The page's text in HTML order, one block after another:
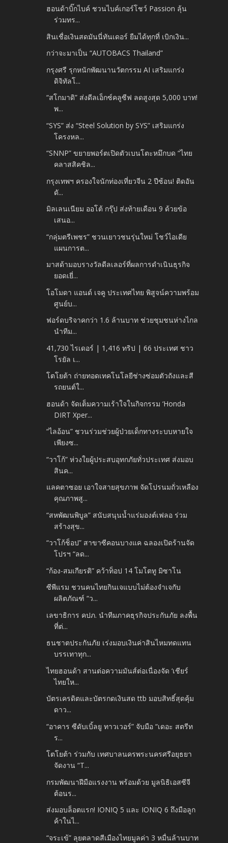
ฮอนด้าบิ๊กไบค์ ชวนไบค์เกอร์โชว์ Passion ลุ้น
ร่วมทร...
สินเชื่อเงินสดมันนี่ทันเดอร์ ยืมได้ทุกที่ เบิกเงิน...
กว่าจะมาเป็น “AUTOBACS Thailand”
กรุงศรี รุกหนักพัฒนานวัตกรรม AI เสริมแกร่ง
ดิจิทัลโ...
“สโกมาดิ” ส่งดีลเอ็กซ์คลูซีฟ ลดสูงสุด 5,000 บาท!
พ...
“SYS” ส่ง “Steel Solution by SYS” เสริมแกร่ง
โครงหล...
“SNNP” ขยายพอร์ตเปิดตัวเบนโตะหมึกบด “ไทย
คลาสสิคชิล...
กรุงเทพฯ ครองใจนักท่องเที่ยวจีน 2 ปีซ้อน! ติดอัน
ดั...
มิลเลนเนียม ออโต้ กรุ๊ป ส่งท้ายเดือน 9 ด้วยข้อ
เสนอ...
“กลุ่มตรีเพชร” ชวนเยาวชนรุ่นใหม่ โชว์ไอเดีย
แผนการต...
มาสด้ามอบรางวัลดีลเลอร์ที่ผลการดำเนินธุรกิจ
ยอดเยี่...
โอโมดา แอนด์ เจคู ประเทศไทย พิสูจน์ความพร้อม
ศูนย์บ...
ฟอร์ดบริจาคกว่า 1.6 ล้านบาท ช่วยชุมชนห่างไกล
นำทีม...
41,730 ไรเดอร์ | 1,416 ทริป | 66 ประเทศ ชาว
โรยัล เ...
โตโยต้า ถ่ายทอดเทคโนโลยีช่างซ่อมตัวถังและสี
รถยนต์ใ...
ฮอนด้า จัดเต็มความเร้าใจในกิจกรรม ‘Honda
DIRT Xper...
“ไลอ้อน” ชวนร่วมช่วยผู้ป่วยเด็กทางระบบหายใจ
เพียงซ...
“วาโก้” ห่วงใยผู้ประสบอุทกภัยทั่วประเทศ ส่งมอบ
สินค...
แลคตาซอย เอาใจสายสุขภาพ จัดโปรนมถั่วเหลือง
คุณภาพสู...
“สหพัฒนพิบูล” สนับสนุนน้ำแร่มองต์เฟลอ ร่วม
สร้างสุข...
“วาโก้ช็อป” สาขาซีคอนบางแค ฉลองเปิดร้านจัด
โปรฯ “ลด...
“ก้อง-สมเกียรติ” คว้าท็อป 14 โมโตทู มิซาโน
ซีพีแรม ชวนคนไทยกินเจแบบไม่ต้องจำเจกับ
ผลิตภัณฑ์ “ว...
เลขาธิการ คปภ. นำทีมภาคธุรกิจประกันภัย ลงพื้น
ที่ต่...
ธนชาตประกันภัย เร่งมอบเงินค่าสินไหมทดแทน
บรรเทาทุก...
ไทยฮอนด้า สานต่อความมันส์ต่อเนื่องจัด ‘เชียร์
ไทยให...
บัตรเครดิตและบัตรกดเงินสด ttb มอบสิทธิ์สุดคุ้ม
ดาว...
“อาคาร ซีดับเบิ้ลยู ทาวเวอร์” จับมือ “เดอะ สตรีท
ร...
โตโยต้า ร่วมกับ เทศบาลนครพระนครศรีอยุธยา
จัดงาน “T...
กรมพัฒนาฝีมือแรงงาน พร้อมด้วย มูลนิธิเอสซีจี
ต้อนร...
ส่งมอบล็อตแรก! IONIQ 5 และ IONIQ 6 ถึงมือลูก
ค้าในไ...
“จระเข้” ลุยตลาดสีเมืองไทยมูลค่า 3 หมื่นล้านบาท